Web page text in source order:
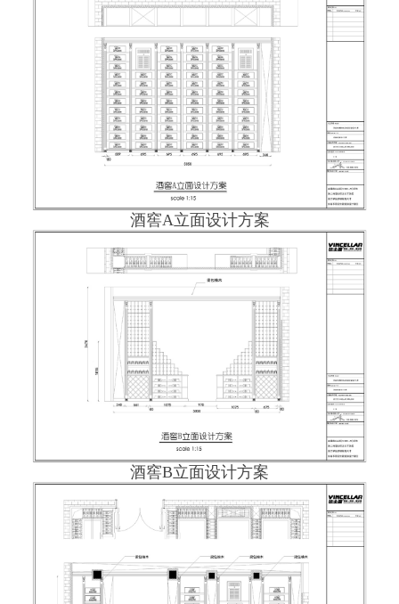
酒窖A立面设计方案
酒窖B立面设计方案